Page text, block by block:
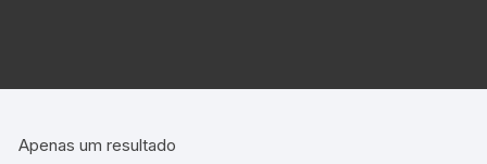
Apenas um resultado